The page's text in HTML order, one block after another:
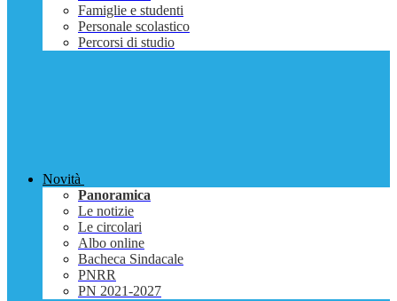
Famiglie e studenti
Personale scolastico
Percorsi di studio
Novità
Panoramica
Le notizie
Le circolari
Albo online
Bacheca Sindacale
PNRR
PN 2021-2027